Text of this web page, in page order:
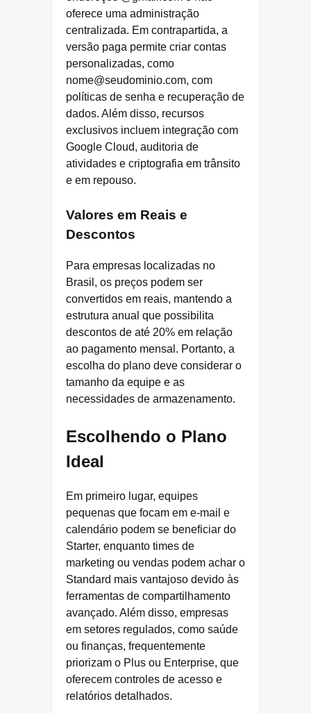
oferece uma administração
centralizada. Em contrapartida, a
versão paga permite criar contas
personalizadas, como
nome@seudominio.com, com
políticas de senha e recuperação de
dados. Além disso, recursos
exclusivos incluem integração com
Google Cloud, auditoria de
atividades e criptografia em trânsito
e em repouso.
Valores em Reais e
Descontos
Para empresas localizadas no
Brasil, os preços podem ser
convertidos em reais, mantendo a
estrutura anual que possibilita
descontos de até 20% em relação
ao pagamento mensal. Portanto, a
escolha do plano deve considerar o
tamanho da equipe e as
necessidades de armazenamento.
Escolhendo o Plano
Ideal
Em primeiro lugar, equipes
pequenas que focam em e-mail e
calendário podem se beneficiar do
Starter, enquanto times de
marketing ou vendas podem achar o
Standard mais vantajoso devido às
ferramentas de compartilhamento
avançado. Além disso, empresas
em setores regulados, como saúde
ou finanças, frequentemente
priorizam o Plus ou Enterprise, que
oferecem controles de acesso e
relatórios detalhados.